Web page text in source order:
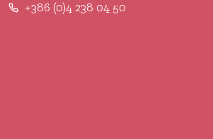
+386 (0)4 238 04 50